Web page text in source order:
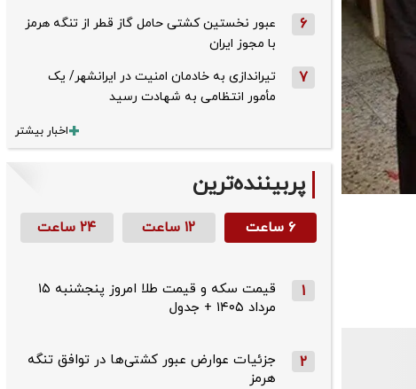
6
عبور نخستین کشتی حامل گاز قطر از تنگه هرمز
با مجوز ایران
7
تیراندازی به خادمان امنیت در ایرانشهر/ یک
مأمور انتظامی به شهادت رسید
اخبار بیشتر
پربیننده‌ترین
۶ ساعت ۱۲ ساعت ۲۴ ساعت
1
قیمت سکه و قیمت طلا امروز پنجشنبه ۱۵
مرداد ۱۴۰۵ + جدول
2
جزئیات عوارض عبور کشتی‌ها در توافق تنگه
هرمز